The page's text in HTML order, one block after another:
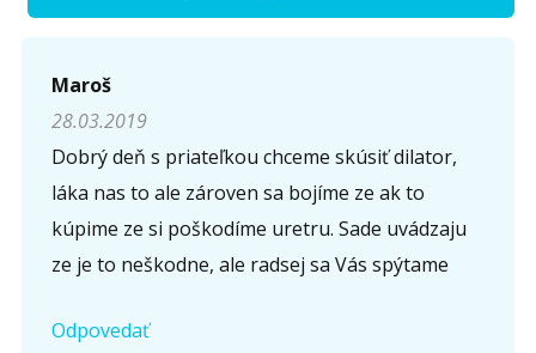
Napíšte otázku
Meno (* )
Komentár (*
Maroš
28.03.2019
Dobrý deň s priateľkou chceme skúsiť dilator,
láka nas to ale zároven sa bojíme ze ak to
kúpime ze si poškodíme uretru. Sade uvádzaju
ze je to neškodne, ale radsej sa Vás spýtame
Odpovedať